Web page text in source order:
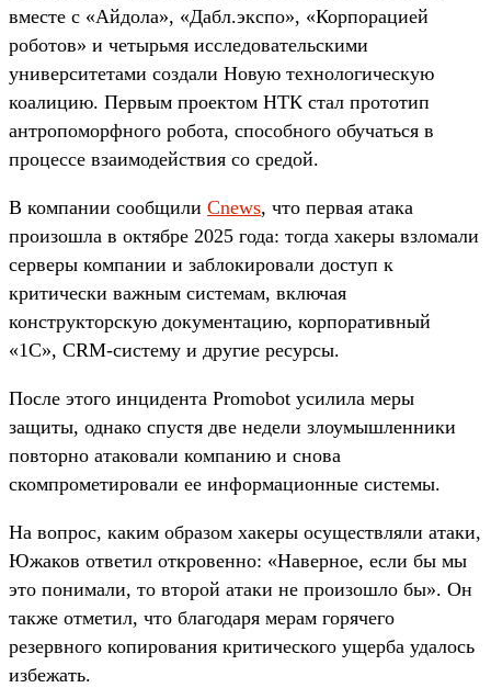
вместе с «Айдола», «Дабл.экспо», «Корпорацией
роботов» и четырьмя исследовательскими
университетами создали Новую технологическую
коалицию. Первым проектом НТК стал прототип
антропоморфного робота, способного обучаться в
процессе взаимодействия со средой.
В компании сообщили Cnews, что первая атака
произошла в октябре 2025 года: тогда хакеры взломали
серверы компании и заблокировали доступ к
критически важным системам, включая
конструкторскую документацию, корпоративный
«1С», CRM-систему и другие ресурсы.
После этого инцидента Promobot усилила меры
защиты, однако спустя две недели злоумышленники
повторно атаковали компанию и снова
скомпрометировали ее информационные системы.
На вопрос, каким образом хакеры осуществляли атаки,
Южаков ответил откровенно: «Наверное, если бы мы
это понимали, то второй атаки не произошло бы». Он
также отметил, что благодаря мерам горячего
резервного копирования критического ущерба удалось
избежать.